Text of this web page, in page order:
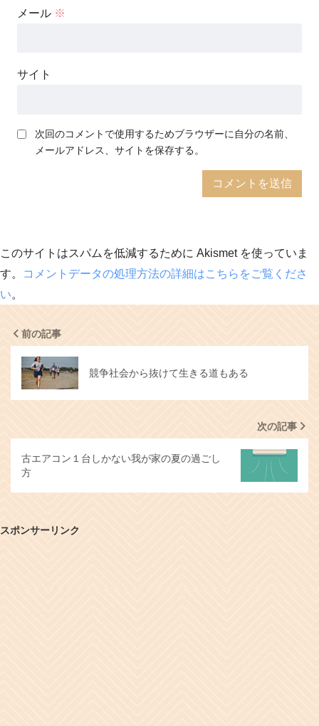
メール ※
サイト
次回のコメントで使用するためブラウザーに自分の名前、
メールアドレス、サイトを保存する。
このサイトはスパムを低減するために Akismet を使っていま
す。
コメントデータの処理方法の詳細はこちらをご覧くださ
い。
前の記事
競争社会から抜けて生きる道もある
次の記事
古エアコン１台しかない我が家の夏の過ごし
方
スポンサーリンク